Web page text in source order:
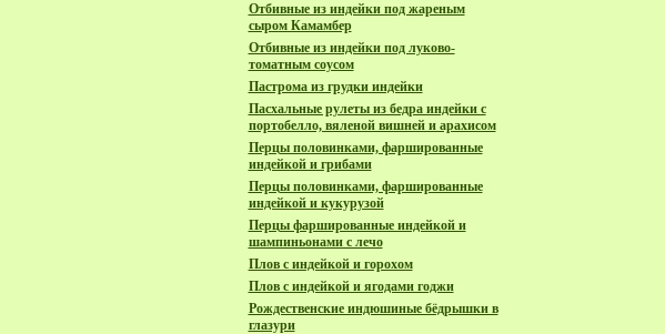
Отбивные из индейки под жареным
сыром Камамбер
Отбивные из индейки под луково-
томатным соусом
Пастрома из грудки индейки
Пасхальные рулеты из бедра индейки с
портобелло, вяленой вишней и арахисом
Перцы половинками, фаршированные
индейкой и грибами
Перцы половинками, фаршированные
индейкой и кукурузой
Перцы фаршированные индейкой и
шампиньонами с лечо
Плов с индейкой и горохом
Плов с индейкой и ягодами годжи
Рождественские индюшиные бёдрышки в
глазури